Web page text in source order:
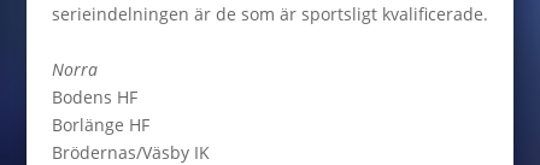
serieindelningen är de som är sportsligt kvalificerade.
Norra
Bodens HF
Borlänge HF
Brödernas/Väsby IK